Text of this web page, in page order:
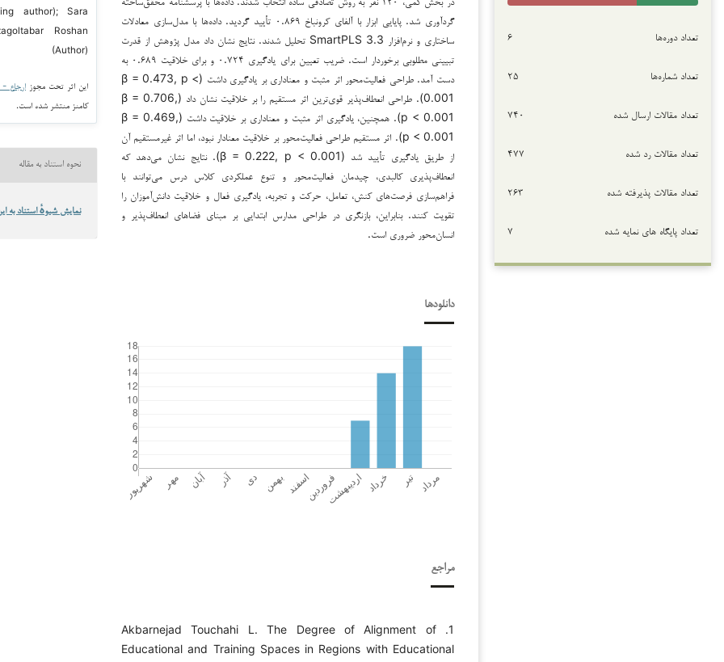
تعداد دوره‌ها ۶
تعداد شماره‌ها ۲۵
تعداد مقالات ارسال شده ۷۴۰
تعداد مقالات رد شده ۴۷۷
تعداد مقالات پذیرفته شده ۲۶۳
تعداد پایگاه های نمایه شده ۷
گردآوری شد. پایایی ابزار با آلفای کرونباخ ۰.۸۶۹ تأیید گردید. داده‌ها با مدل‌سازی معادلات
ساختاری و نرم‌افزار SmartPLS 3.3 تحلیل شدند. نتایج نشان داد مدل پژوهش از قدرت
تبیینی مطلوبی برخوردار است. ضریب تعیین برای یادگیری ۰.۷۲۴ و برای خلاقیت ۰.۶۸۹ به
دست آمد. طراحی فعالیت‌محور اثر مثبت و معناداری بر یادگیری داشت (β = 0.473, p <
0.001). طراحی انعطاف‌پذیر قوی‌ترین اثر مستقیم را بر خلاقیت نشان داد (β = 0.706,
p < 0.001). همچنین، یادگیری اثر مثبت و معناداری بر خلاقیت داشت (β = 0.469,
p < 0.001). اثر مستقیم طراحی فعالیت‌محور بر خلاقیت معنادار نبود، اما اثر غیرمستقیم آن
از طریق یادگیری تأیید شد (β = 0.222, p < 0.001). نتایج نشان می‌دهد که
انعطاف‌پذیری کالبدی، چیدمان فعالیت‌محور و تنوع عملکردی کلاس درس می‌توانند با
فراهم‌سازی فرصت‌های کنش، تعامل، حرکت و تجربه، یادگیری فعال و خلاقیت دانش‌آموزان را
تقویت کنند. بنابراین، بازنگری در طراحی مدارس ابتدایی بر مبنای فضاهای انعطاف‌پذیر و
انسان‌محور ضروری است.
دانلودها
مراجع
1. Akbarnejad Touchahi L. The Degree of Alignment of
Educational and Training Spaces in Regions with Educational
author); Sara
Roshan
(Author)
این اثر تحت مجوز ارجاع - غیر
کامنز منتشر شده است.
نحوه استناد به مقاله
نمایش شیوهٔ استناد به